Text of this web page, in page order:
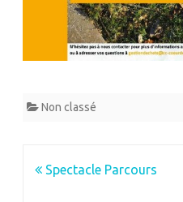
Non classé
Navigation
Spectacle Parcours